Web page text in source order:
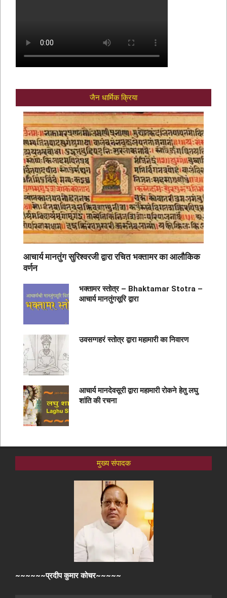
जैन धार्मिक क्रिया
आचार्य मानतुंग सुरिश्वरजी द्वारा रचित भक्तामर का आलौकिक
वर्णन
भक्तामर स्तोत्र – Bhaktamar Stotra –
आचार्य मानतुंगसूरि द्वारा
उवसग्गहरं स्तोत्र द्वारा महामारी का निवारण
आचार्य मानदेवसूरी द्वारा महामारी रोकने हेतु लघु
शांति की रचना
मुख्य संपादक
~~~~~~प्रदीप कुमार कोचर~~~~~